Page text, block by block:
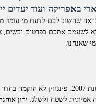
באפריקה ועוד יעדים
שחשוב לכם לדעת מי עומד
לשעמם אתכם בפרטים יבשים,
שאנחנו.
הסיפור שלנו מתחיל בשנת 2007. פינגווין לא
אמיתית לשטח ולשלג. ירון